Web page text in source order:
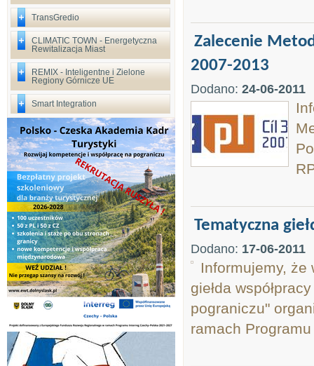
TransGredio
CLIMATIC TOWN - Energetyczna
Rewitalizacja Miast
REMIX - Inteligentne i Zielone
Regiony Górnicze UE
Smart Integration
Zalecenie
2007-2013
Dodano: 24-06-2011
Tematyczna
Dodano: 17-06-2011
Informujemy, że
giełda
pograniczu"
ramach